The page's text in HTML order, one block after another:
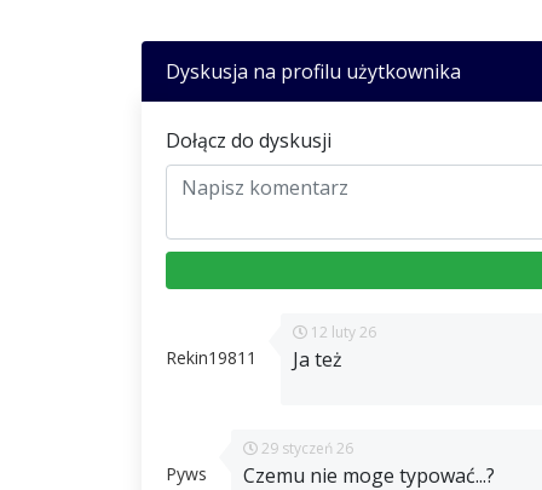
Dyskusja na profilu użytkownika
Dołącz do dyskusji
Rekin19811
12 luty 26
Ja też
Pyws
29 styczeń 26
Czemu nie moge typować...?